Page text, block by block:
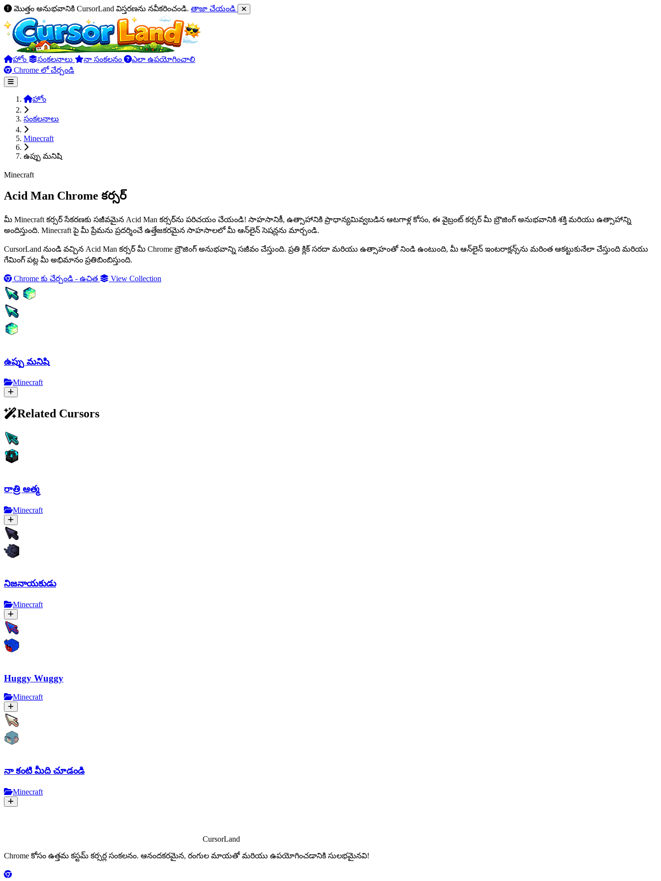
మొత్తం అనుభవానికి CursorLand విస్తరణను నవీకరించండి. తాజా చేయండి
హోం సంకలనాలు నా సంకలనం
ఎలా ఉపయోగించాలి
Chrome లో చేర్చండి
హోం
సంకలనాలు
Minecraft
ఉప్పు మనిషి
Minecraft
Acid Man Chrome కర్సర్
మీ Minecraft కర్సర్ సేకరణకు సజీవమైన Acid Man కర్సర్‌ను పరిచయం చేయండి! సాహసానికీ, ఉత్సాహానికి ప్రాధాన్యమివ్వబడిన ఆటగాళ్ల కోసం, ఈ వైబ్రంట్ కర్సర్ మీ బ్రౌజింగ్ అనుభవానికి శక్తి మరియు ఉత్సాహాన్ని
అందిస్తుంది. Minecraft పై మీ ప్రేమను ప్రదర్శించే ఉత్తేజకరమైన సాహసాలలో మీ ఆన్‌లైన్ సెషన్లను మార్చండి.
CursorLand నుండి వచ్చిన Acid Man కర్సర్ మీ Chrome బ్రౌజింగ్ అనుభవాన్ని సజీవం చేస్తుంది. ప్రతి క్లిక్ సరదా మరియు ఉత్సాహంతో నిండి ఉంటుంది, మీ ఆన్‌లైన్ ఇంటరాక్షన్స్‌ను మరింత ఆకట్టుకునేలా చేస్తుంది మరియు
గేమింగ్ పట్ల మీ అభిమానం ప్రతిబింబిస్తుంది.
Chrome కు చేర్చండి - ఉచిత View Collection
ఉప్పు మనిషి
Minecraft
Related Cursors
రాత్రి ఆత్మ
Minecraft
నిజనాయకుడు
Minecraft
Huggy Wuggy
Minecraft
నా కంటి మీది చూడండి
Minecraft
CursorLand
Chrome కోసం ఉత్తమ కస్టమ్ కర్సర్ల సంకలనం. ఆనందకరమైన, రంగుల మాయతో మరియు ఉపయోగించడానికి సులభమైనవి!